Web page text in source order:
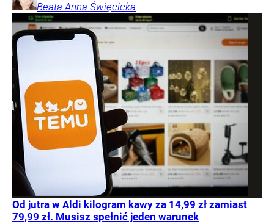
Beata Anna Święcicka
Od jutra w Aldi kilogram kawy za 14,99 zł zamiast
79,99 zł. Musisz spełnić jeden warunek